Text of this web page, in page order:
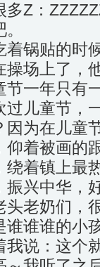
Z：
着锅贴的时
场上了，
一年只有
儿童节，
为在儿童
仰着被画的
着镇上最
兴中华，
老奶们，
谁谁的小
说：这个